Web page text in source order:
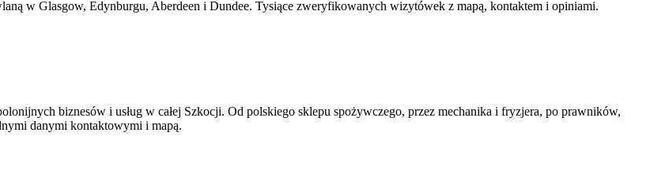
w Glasgow, Edynburgu, Aberdeen i Dundee. Tysiące zweryfikowanych wizytówek z mapą, kontaktem i opiniami.
biznesów i usług w całej Szkocji. Od polskiego sklepu spożywczego, przez mechanika i fryzjera, po prawników,
danymi kontaktowymi i mapą.